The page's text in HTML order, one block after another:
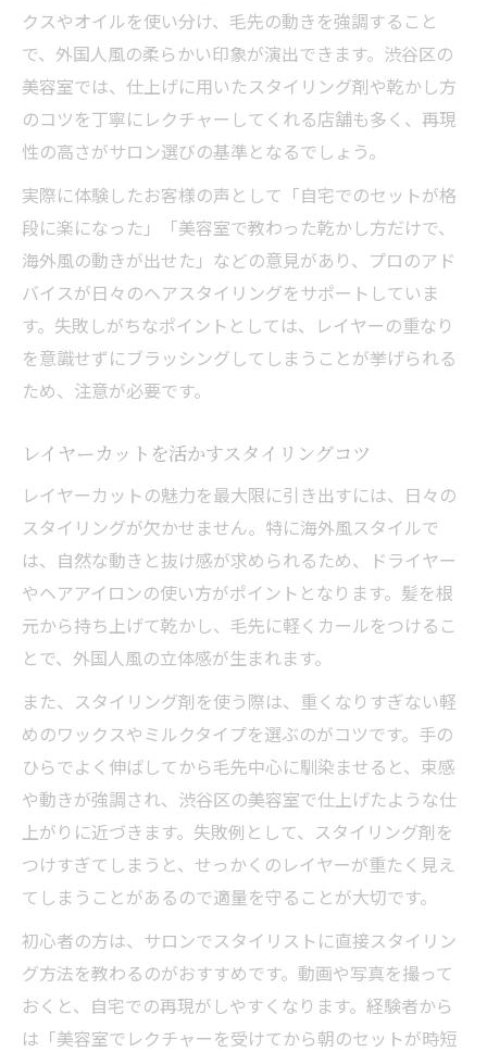
クスやオイルを使い分け、毛先の動きを強調すること
で、外国人風の柔らかい印象が演出できます。渋谷区の
美容室では、仕上げに用いたスタイリング剤や乾かし方
のコツを丁寧にレクチャーしてくれる店舗も多く、再現
性の高さがサロン選びの基準となるでしょう。
実際に体験したお客様の声として「自宅でのセットが格
段に楽になった」「美容室で教わった乾かし方だけで、
海外風の動きが出せた」などの意見があり、プロのアド
バイスが日々のヘアスタイリングをサポートしていま
す。失敗しがちなポイントとしては、レイヤーの重なり
を意識せずにブラッシングしてしまうことが挙げられる
ため、注意が必要です。
レイヤーカットを活かすスタイリングコツ
レイヤーカットの魅力を最大限に引き出すには、日々の
スタイリングが欠かせません。特に海外風スタイルで
は、自然な動きと抜け感が求められるため、ドライヤー
やヘアアイロンの使い方がポイントとなります。髪を根
元から持ち上げて乾かし、毛先に軽くカールをつけるこ
とで、外国人風の立体感が生まれます。
また、スタイリング剤を使う際は、重くなりすぎない軽
めのワックスやミルクタイプを選ぶのがコツです。手の
ひらでよく伸ばしてから毛先中心に馴染ませると、束感
や動きが強調され、渋谷区の美容室で仕上げたような仕
上がりに近づきます。失敗例として、スタイリング剤を
つけすぎてしまうと、せっかくのレイヤーが重たく見え
てしまうことがあるので適量を守ることが大切です。
初心者の方は、サロンでスタイリストに直接スタイリン
グ方法を教わるのがおすすめです。動画や写真を撮って
おくと、自宅での再現がしやすくなります。経験者から
は「美容室でレクチャーを受けてから朝のセットが時短